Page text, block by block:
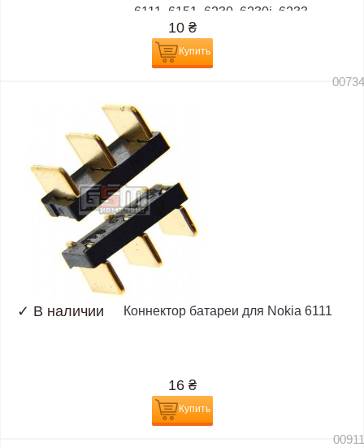
6111, 6151, 6230, 6230i, 6233,...
10 ₴
Купить
✓ В наличии Коннектор батареи для Nokia 6111
16 ₴
Купить